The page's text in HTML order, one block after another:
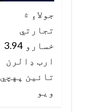
جولاءِ ۾
تجارتي
خسارو 3.94
ارب ڊالرن
تائين پهچي
ويو